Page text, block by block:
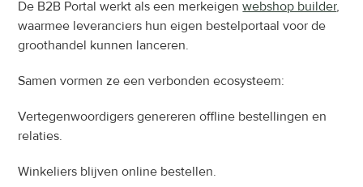
De B2B Portal werkt als een merkeigen webshop builder,
waarmee leveranciers hun eigen bestelportaal voor de
groothandel kunnen lanceren.
Samen vormen ze een verbonden ecosysteem:
Vertegenwoordigers genereren offline bestellingen en
relaties.
Winkeliers blijven online bestellen.